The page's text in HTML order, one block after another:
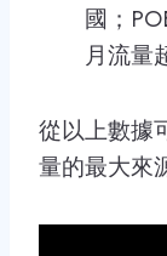
國；
月流量
從以上數據
量的最大來